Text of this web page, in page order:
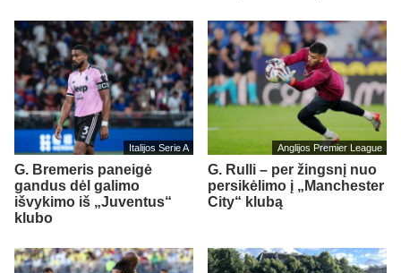
Italijos Serie A
G. Bremeris paneigė
gandus dėl galimo
išvykimo iš „Juventus“
klubo
Anglijos Premier League
G. Rulli – per žingsnį nuo
persikėlimo į „Manchester
City“ klubą